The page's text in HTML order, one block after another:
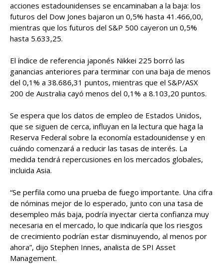
acciones estadounidenses se encaminaban a la baja: los
futuros del Dow Jones bajaron un 0,5% hasta 41.466,00,
mientras que los futuros del S&P 500 cayeron un 0,5%
hasta 5.633,25.
El índice de referencia japonés Nikkei 225 borró las
ganancias anteriores para terminar con una baja de menos
del 0,1% a 38.686,31 puntos, mientras que el S&P/ASX
200 de Australia cayó menos del 0,1% a 8.103,20 puntos.
Se espera que los datos de empleo de Estados Unidos,
que se siguen de cerca, influyan en la lectura que haga la
Reserva Federal sobre la economía estadounidense y en
cuándo comenzará a reducir las tasas de interés. La
medida tendrá repercusiones en los mercados globales,
incluida Asia.
“Se perfila como una prueba de fuego importante. Una cifra
de nóminas mejor de lo esperado, junto con una tasa de
desempleo más baja, podría inyectar cierta confianza muy
necesaria en el mercado, lo que indicaría que los riesgos
de crecimiento podrían estar disminuyendo, al menos por
ahora”, dijo Stephen Innes, analista de SPI Asset
Management.